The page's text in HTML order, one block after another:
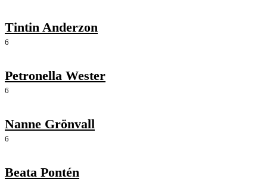
Tintin Anderzon
6
Petronella Wester
6
Nanne Grönvall
6
Beata Pontén